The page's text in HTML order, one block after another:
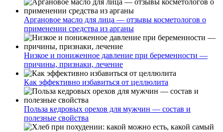
Аргановое масло для лица — отзывы косметологов о
применении средства из арганы
Низкое и пониженное давление при беременности —
причины, признаки, лечение
Как эффективно избавиться от целлюлита
Польза кедровых орехов для мужчин — состав и
полезные свойства